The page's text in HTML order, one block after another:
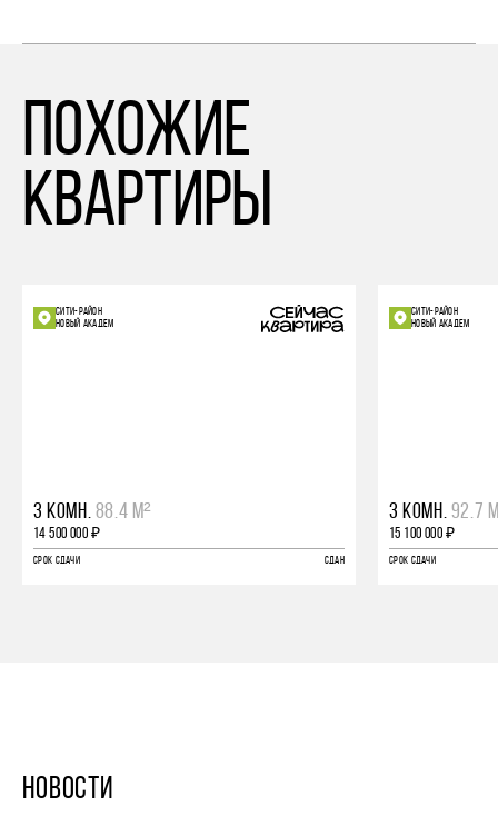
похожие
квартиры
СИТИ-РАЙОН
НОВЫЙ АКАДЕМ
3 КОМН. 88.4 М²
14 500 000 ₽
СРОК СДАЧИ СДАН
СИТИ-РАЙОН
НОВЫЙ АКАДЕМ
3 КОМН. 92.7
15 100 000 ₽
СРОК СДАЧИ
НОВОСТИ